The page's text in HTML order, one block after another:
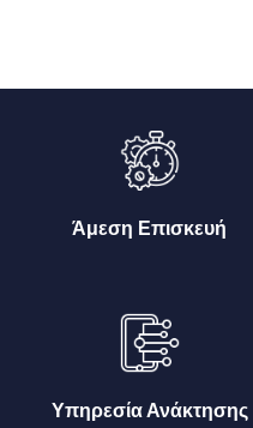
Άμεση Επισκευή
Υπηρεσία Ανάκτησης